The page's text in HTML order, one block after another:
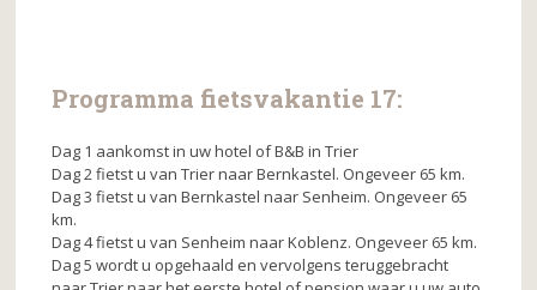
Programma fietsvakantie 17:
Dag 1 aankomst in uw hotel of B&B in Trier
Dag 2 fietst u van Trier naar Bernkastel. Ongeveer 65 km.
Dag 3 fietst u van Bernkastel naar Senheim. Ongeveer 65
km.
Dag 4 fietst u van Senheim naar Koblenz. Ongeveer 65 km.
Dag 5 wordt u opgehaald en vervolgens teruggebracht